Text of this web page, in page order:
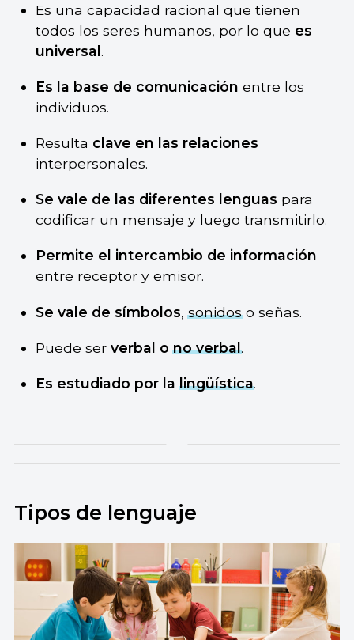
Es una capacidad racional que tienen
todos los seres humanos, por lo que es
universal.
Es la base de comunicación entre los
individuos.
Resulta clave en las relaciones
interpersonales.
Se vale de las diferentes lenguas para
codificar un mensaje y luego transmitirlo.
Permite el intercambio de información
entre receptor y emisor.
Se vale de símbolos,sonidoso señas.
Puede ser verbal ono verbal.
Es estudiado por lalingüística.
Tipos de lenguaje